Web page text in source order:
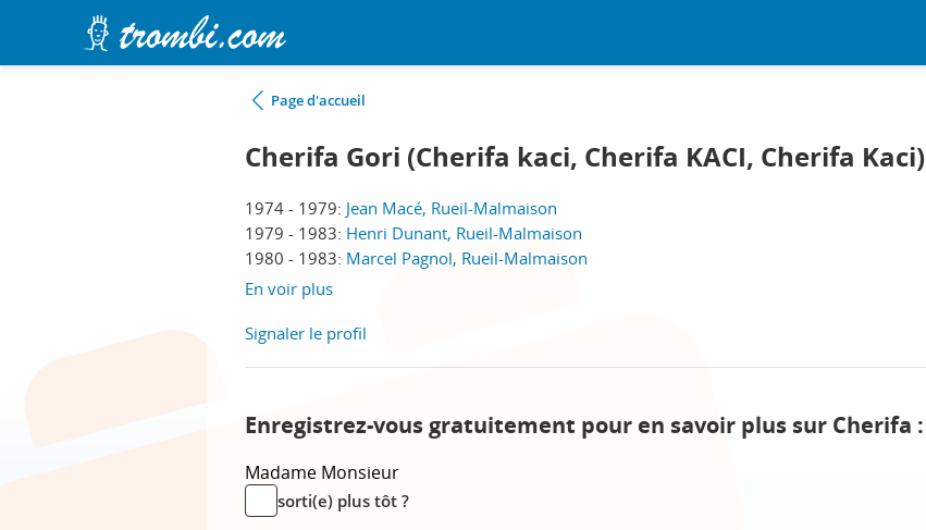
Page d'accueil
Cherifa Gori (Cherifa kaci, Cherifa KACI, Cherifa Kaci)
1974 - 1979: Jean Macé, Rueil-Malmaison
1979 - 1983: Henri Dunant, Rueil-Malmaison
1980 - 1983: Marcel Pagnol, Rueil-Malmaison
En voir plus
Signaler le profil
Enregistrez-vous gratuitement pour en savoir plus sur Cherifa :
Madame Monsieur
sorti(e) plus tôt ?